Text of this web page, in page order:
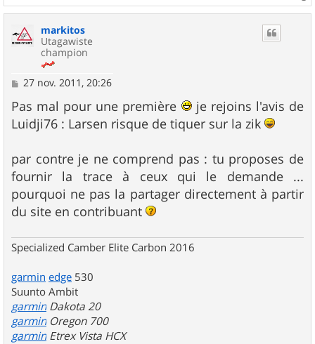
a
markitos
Utagawiste
champion
M
s
s
a
27 nov. 2011, 20:26
Pas mal pour une première
je rejoins l'avis de
Luidji76 : Larsen risque de tiquer sur la zik
par contre je ne comprend pas : tu proposes de
fournir la trace à ceux qui le demande ...
pourquoi ne pas la partager directement à partir
du site en contribuant
Specialized Camber Elite Carbon 2016
garmin edge 530
Suunto Ambit
garmin Dakota 20
garmin Oregon 700
garmin Etrex Vista HCX